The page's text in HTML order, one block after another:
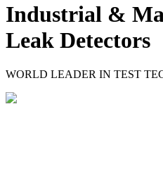
Industrial &
Leak Detectors
WORLD LEADER IN TEST